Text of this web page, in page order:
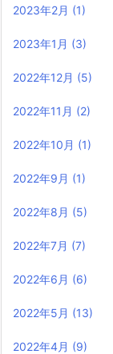
2023年2月 (1)
2023年1月 (3)
2022年12月 (5)
2022年11月 (2)
2022年10月 (1)
2022年9月 (1)
2022年8月 (5)
2022年7月 (7)
2022年6月 (6)
2022年5月 (13)
2022年4月 (9)